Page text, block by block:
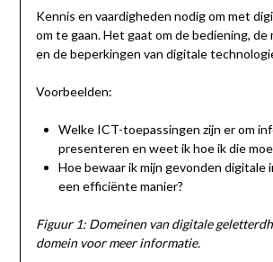
Kennis en vaardigheden nodig om met
om te gaan. Het gaat om de bediening, de
en de beperkingen van digitale
Voorbeelden:
Welke ICT-toepassingen zijn er om
presenteren en weet ik hoe ik die
Hoe bewaar ik mijn gevonden digitale
een efficiënte manier?
Figuur 1: Domeinen van digitale
domein voor meer informatie.